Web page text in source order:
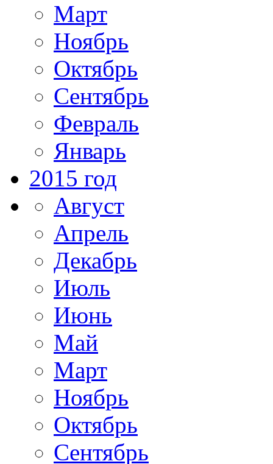
Март
Ноябрь
Октябрь
Сентябрь
Февраль
Январь
2015 год
Август
Апрель
Декабрь
Июль
Июнь
Май
Март
Ноябрь
Октябрь
Сентябрь